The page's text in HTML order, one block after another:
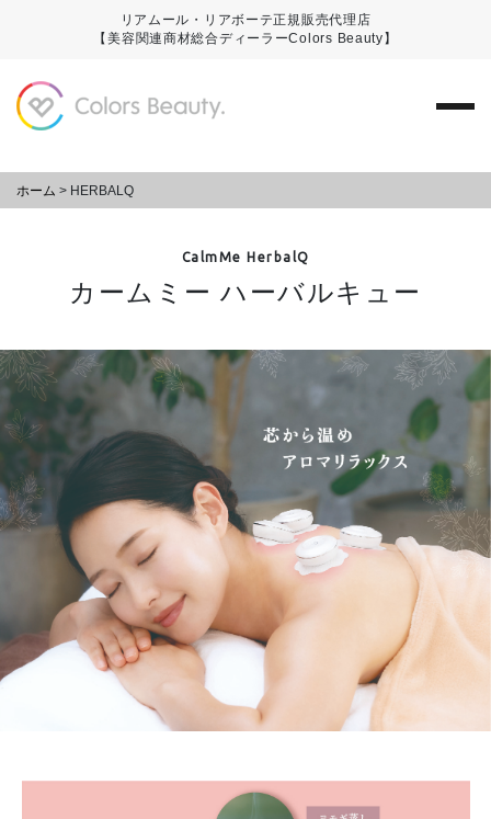
リアムール・リアボーテ正規販売代理店
【美容関連商材総合ディーラーColors Beauty】
ホーム > HERBALQ
CalmMe HerbalQ
カームミー ハーバルキュー